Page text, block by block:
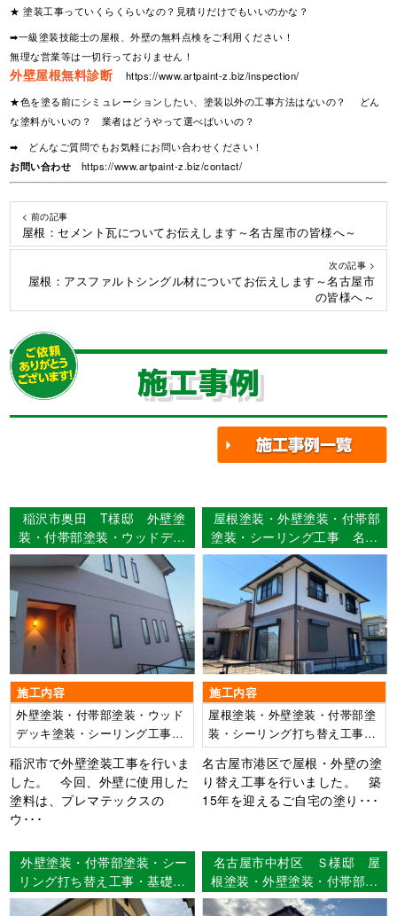
★ 塗装工事っていくらくらいなの？見積りだけでもいいのかな？
➡一級塗装技能士の屋根、外壁の無料点検をご利用ください！
無理な営業等は一切行っておりません！
外壁屋根無料診断
https://www.artpaint-z.biz/inspection/
★色を塗る前にシミュレーションしたい、塗装以外の工事方法はないの？ どん
な塗料がいいの？ 業者はどうやって選べばいいの？
➡ どんなご質問でもお気軽にお問い合わせください！
お問い合わせ
https://www.artpaint-z.biz/contact/
< 前の記事
屋根：セメント瓦についてお伝えします～名古屋市の皆様へ～
次の記事 >
屋根：アスファルトシングル材についてお伝えします～名古屋市
の皆様へ～
施工事例
稲沢市奥田 T様邸 外壁塗
装・付帯部塗装・ウッドデッ
キ塗装・シーリング工事・漆
喰工事 【使用塗料】外壁：
ウルトラSi
施工内容
外壁塗装・付帯部塗装・ウッド
デッキ塗装・シーリング工事・
漆喰工事
稲沢市で外壁塗装工事を行いま
した。 今回、外壁に使用した
塗料は、プレマテックスの
ウ･･･
屋根塗装・外壁塗装・付帯部
塗装・シーリング工事 名古
屋市港区 Ｂ様邸
施工内容
屋根塗装・外壁塗装・付帯部塗
装・シーリング打ち替え工事・
ベランダ防水
名古屋市港区で屋根・外壁の塗
り替え工事を行いました。 築
15年を迎えるご自宅の塗り･･･
外壁塗装・付帯部塗装・シー
リング打ち替え工事・基礎巾
木塗装・屋根ガルバリウム鋼
名古屋市中村区 Ｓ様邸 屋
根塗装・外壁塗装・付帯部塗
装・シーリング工事 【使用